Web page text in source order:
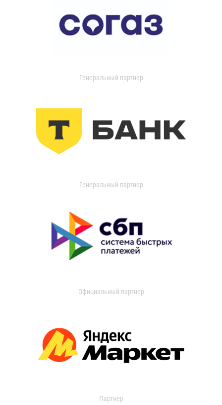
Генеральный партнер
Генеральный партнер
Официальный партнер
Партнер